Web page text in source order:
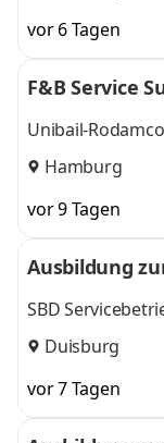
vor 6 Tagen
F&B Service
Unibail-
Elemente
Hamburg
vor 9 Tagen
Ausbildung
SBD
Duisburg
vor 7 Tagen